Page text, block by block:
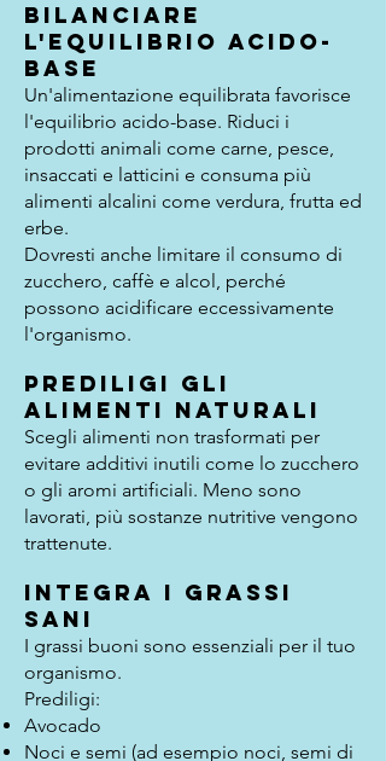
Bilanciare
l'equilibrio acido-
base
Un'alimentazione equilibrata favorisce
l'equilibrio acido-base. Riduci i
prodotti animali come carne, pesce,
insaccati e latticini e consuma più
alimenti alcalini come verdura, frutta ed
erbe.
Dovresti anche limitare il consumo di
zucchero, caffè e alcol, perché
possono acidificare eccessivamente
l'organismo.
Prediligi gli
alimenti naturali
Scegli alimenti non trasformati per
evitare additivi inutili come lo zucchero
o gli aromi artificiali. Meno sono
lavorati, più sostanze nutritive vengono
trattenute.
Integra i grassi
sani
I grassi buoni sono essenziali per il tuo
organismo.
Prediligi:
Avocado
Noci e semi (ad esempio noci, semi di